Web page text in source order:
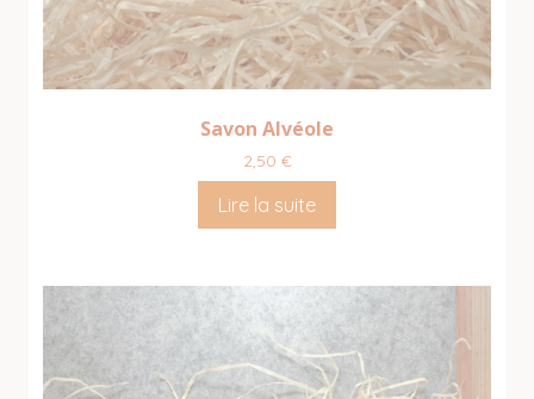
Savon Alvéole
2,50 €
Lire la suite